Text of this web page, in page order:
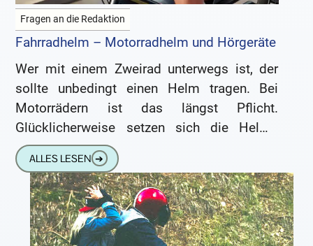
Fragen an die Redaktion
Fahrradhelm – Motorradhelm und Hörgeräte
Wer mit einem Zweirad unterwegs ist, der
sollte unbedingt einen Helm tragen. Bei
Motorrädern ist das längst Pflicht.
Glücklicherweise setzen sich die Helme
auch bei Fahrradfahrern immer mehr durch.
Waren
ALLES LESEN ➔